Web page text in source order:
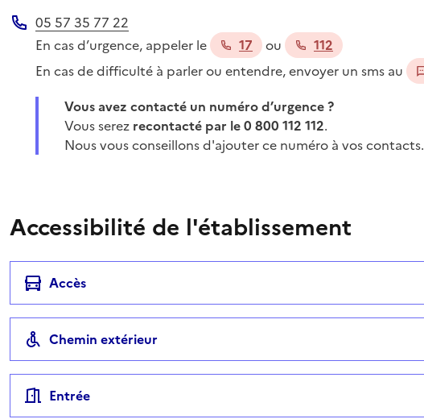
Téléphone
05 57 35 77 22
En cas d’urgence, appeler le
17 ou
112
En cas de difficulté à parler ou entendre, envoyer un sms au
Vous avez contacté un numéro d’urgence ?
Vous serez recontacté par le 0 800 112 112.
Nous vous conseillons d'ajouter ce numéro à vos contacts.
Accessibilité de l'établissement
Accès
Chemin extérieur
Entrée